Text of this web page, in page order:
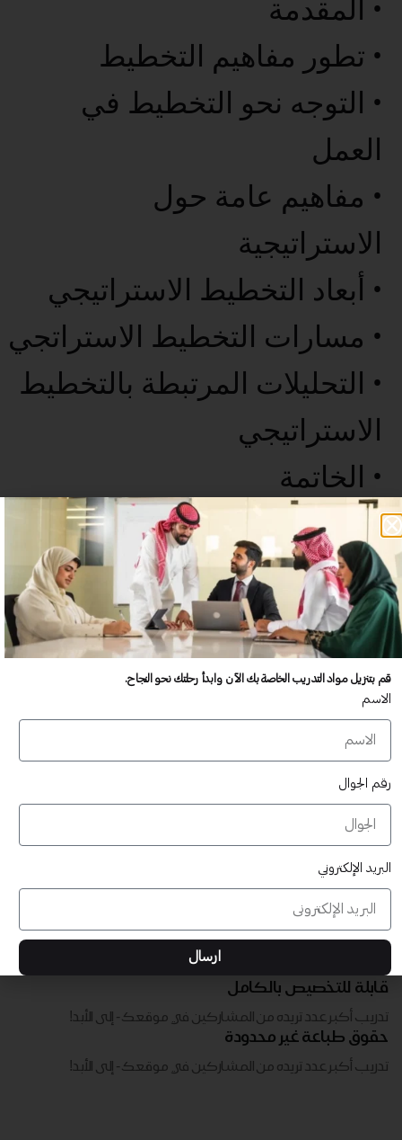
• المقدمة
• تطور مفاهيم التخطيط
• التوجه نحو التخطيط في
العمل
• مفاهيم عامة حول
الاستراتيجية
• أبعاد التخطيط الاستراتيجي
• مسارات التخطيط الاستراتجي
• التحليلات المرتبطة بالتخطيط
الاستراتيجي
• الخاتمة
عدد غير محدود من المستخدمين
تدريب أكبر عدد تريده من المشاركين في موقعك - ​​إلى الأبد!
لا توجد رسوم تجديد سنوية
تدريب أكبر عدد تريده من المشاركين في موقعك - ​​إلى الأبد!
قابلة للتخصيص بالكامل
تدريب أكبر عدد تريده من المشاركين في موقعك - ​​إلى الأبد!
حقوق طباعة غير محدودة
تدريب أكبر عدد تريده من المشاركين في موقعك - ​​إلى الأبد!
قم بتنزيل مواد التدريب الخاصة بك الآن وابدأ رحلتك نحو النجاح.
الاسم
رقم الجوال
البريد الإلكتروني
ارسال